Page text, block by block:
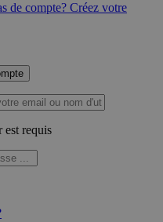
de compte? Créez votre
est requis